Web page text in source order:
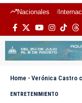
Nacionales
Home - Verónica Castro confirma
ENTRETENIMIENTO